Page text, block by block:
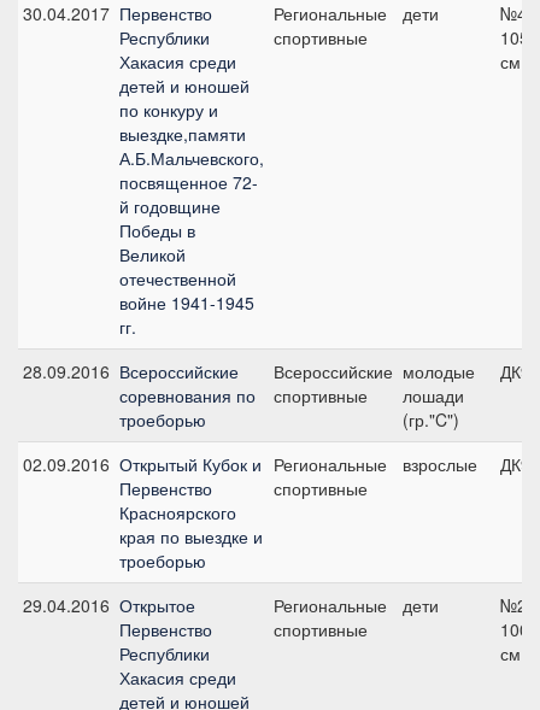
30.04.2017 Первенство
Республики
Хакасия среди
детей и юношей
по конкуру и
выездке,памяти
А.Б.Мальчевского,
посвященное 72-
й годовщине
Победы в
Великой
отечественной
войне 1941-1945
гг.
Региональные
спортивные
дети
№4,
105
см
28.09.2016 Всероссийские
соревнования по
троеборью
Всероссийские
спортивные
молодые
лошади
(гр."C")
ДК90
02.09.2016 Открытый Кубок и
Первенство
Красноярского
края по выездке и
троеборью
Региональные
спортивные
взрослые ДК90
29.04.2016 Открытое
Первенство
Республики
Хакасия среди
детей и юношей
Региональные
спортивные
дети
№2,
100
см